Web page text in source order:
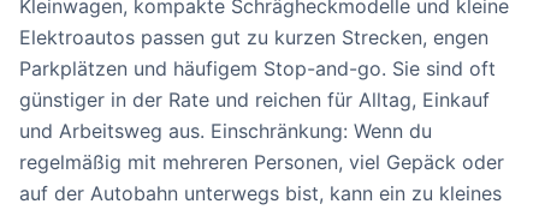
Kleinwagen, kompakte Schrägheckmodelle und kleine
Elektroautos passen gut zu kurzen Strecken, engen
Parkplätzen und häufigem Stop-and-go. Sie sind oft
günstiger in der Rate und reichen für Alltag, Einkauf
und Arbeitsweg aus. Einschränkung: Wenn du
regelmäßig mit mehreren Personen, viel Gepäck oder
auf der Autobahn unterwegs bist, kann ein zu kleines